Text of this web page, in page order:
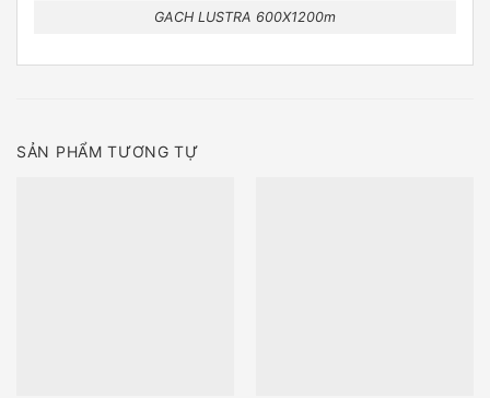
GACH LUSTRA 600X1200m
SẢN PHẨM TƯƠNG TỰ